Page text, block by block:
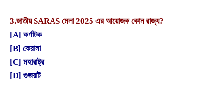
3.জাতীয় SARAS মেলা 2025 এর আয়োজক কোন রাজ্য?
[A] কর্ণাটক
[B] কেরালা
[C] মহারাষ্ট্র
[D] গুজরাট